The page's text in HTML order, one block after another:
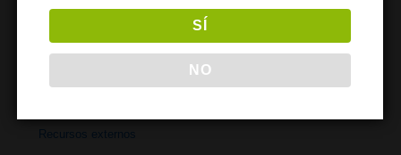
Recursos externos
SÍ
NO